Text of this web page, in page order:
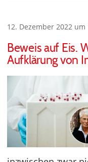
12. Dezember 2022 um
Beweis auf Eis.
Aufklärung von